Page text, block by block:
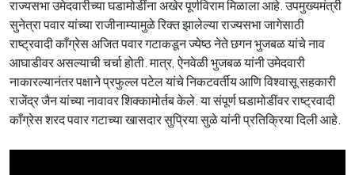
राज्यसभा उमेदवारीच्या घडामोडींना अखेर पूर्णविराम मिळाला आहे. उपमुख्यमंत्री
सुनेत्रा पवार यांच्या राजीनाम्यामुळे रिक्त झालेल्या राज्यसभा जागेसाठी
राष्ट्रवादी काँग्रेस अजित पवार गटाकडून ज्येष्ठ नेते छगन भुजबळ यांचे नाव
आघाडीवर असल्याची चर्चा होती. मात्र, ऐनवेळी भुजबळ यांनी उमेदवारी
नाकारल्यानंतर पक्षाने प्रफुल्ल पटेल यांचे निकटवर्तीय आणि विश्वासू सहकारी
राजेंद्र जैन यांच्या नावावर शिक्कामोर्तब केले. या संपूर्ण घडामोडींवर राष्ट्रवादी
काँग्रेस शरद पवार गटाच्या खासदार सुप्रिया सुळे यांनी प्रतिक्रिया दिली आहे.